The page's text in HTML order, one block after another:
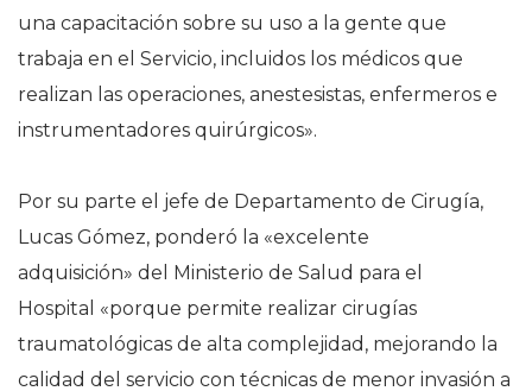
una capacitación sobre su uso a la gente que
trabaja en el Servicio, incluidos los médicos que
realizan las operaciones, anestesistas, enfermeros e
instrumentadores quirúrgicos».
Por su parte el jefe de Departamento de Cirugía,
Lucas Gómez, ponderó la «excelente
adquisición» del Ministerio de Salud para el
Hospital «porque permite realizar cirugías
traumatológicas de alta complejidad, mejorando la
calidad del servicio con técnicas de menor invasión a